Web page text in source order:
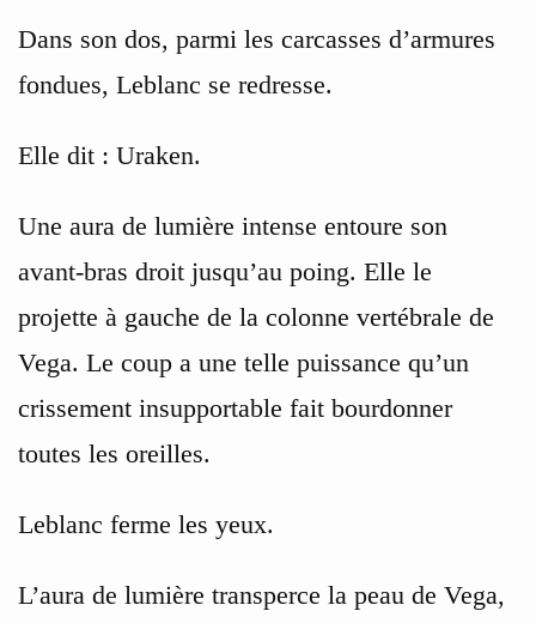
Dans son dos, parmi les carcasses d’armures
fondues, Leblanc se redresse.
Elle dit : Uraken.
Une aura de lumière intense entoure son
avant-bras droit jusqu’au poing. Elle le
projette à gauche de la colonne vertébrale de
Vega. Le coup a une telle puissance qu’un
crissement insupportable fait bourdonner
toutes les oreilles.
Leblanc ferme les yeux.
L’aura de lumière transperce la peau de Vega,